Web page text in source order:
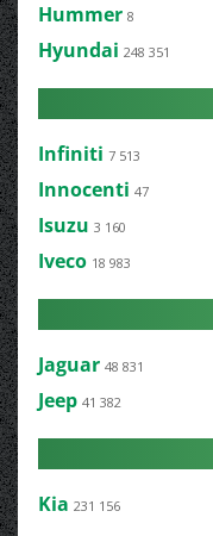
Hummer 8
Hyundai 248 351
Infiniti 7 513
Innocenti 47
Isuzu 3 160
Iveco 18 983
Jaguar 48 831
Jeep 41 382
Kia 231 156